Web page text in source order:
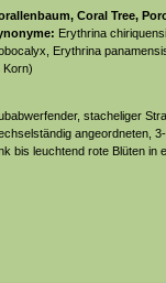
Coral Tree,
Erythrina
Erythrina
Korn)
stacheliger
angeordneten,
bis leuchtend rote Blüten in